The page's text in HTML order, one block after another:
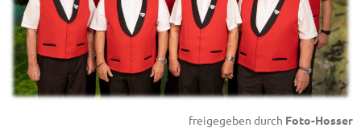
freigegeben durch Foto-Hosser